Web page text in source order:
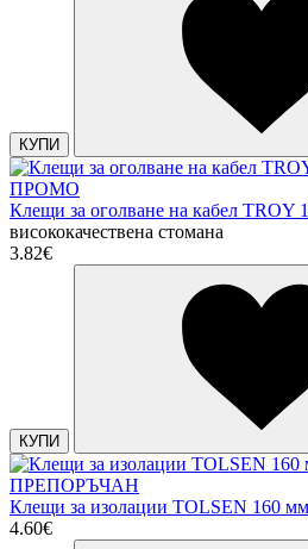
КУПИ
ПРОМО
Клещи за оголване на кабел TROY
висококачествена стомана
3.82€
КУПИ
ПРЕПОРЪЧАН
Клещи за изолации TOLSEN 160 мм
4.60€